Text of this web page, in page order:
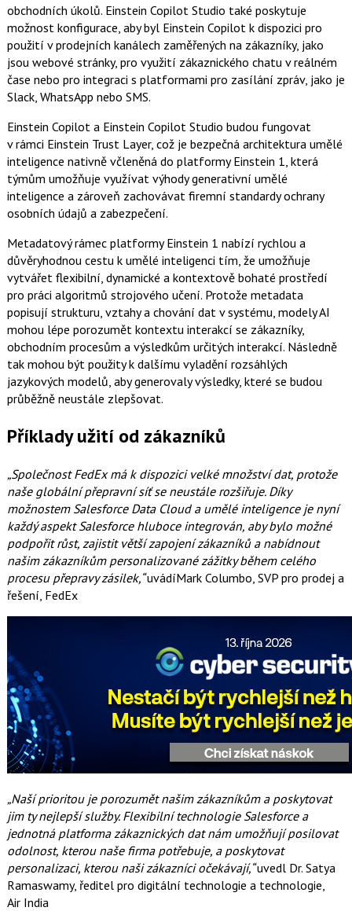
obchodních úkolů. Einstein Copilot Studio také poskytuje
možnost konfigurace, aby byl Einstein Copilot k dispozici pro
použití v prodejních kanálech zaměřených na zákazníky, jako
jsou webové stránky, pro využití zákaznického chatu v reálném
čase nebo pro integraci s platformami pro zasílání zpráv, jako je
Slack, WhatsApp nebo SMS.
Einstein Copilot a Einstein Copilot Studio budou fungovat
v rámci Einstein Trust Layer, což je bezpečná architektura umělé
inteligence nativně včleněná do platformy Einstein 1, která
týmům umožňuje využívat výhody generativní umělé
inteligence a zároveň zachovávat firemní standardy ochrany
osobních údajů a zabezpečení.
Metadatový rámec platformy Einstein 1 nabízí rychlou a
důvěryhodnou cestu k umělé inteligenci tím, že umožňuje
vytvářet flexibilní, dynamické a kontextově bohaté prostředí
pro práci algoritmů strojového učení. Protože metadata
popisují strukturu, vztahy a chování dat v systému, modely AI
mohou lépe porozumět kontextu interakcí se zákazníky,
obchodním procesům a výsledkům určitých interakcí. Následně
tak mohou být použity k dalšímu vyladění rozsáhlých
jazykových modelů, aby generovaly výsledky, které se budou
průběžně neustále zlepšovat.
Příklady užití od zákazníků
„Společnost FedEx má k dispozici velké množství dat, protože
naše globální přepravní síť se neustále rozšiřuje. Díky
možnostem Salesforce Data Cloud a umělé inteligence je nyní
každý aspekt Salesforce hluboce integrován, aby bylo možné
podpořit růst, zajistit větší zapojení zákazníků a nabídnout
našim zákazníkům personalizované zážitky během celého
procesu přepravy zásilek,“uvádíMark Columbo, SVP pro prodej a
řešení, FedEx
„Naší prioritou je porozumět našim zákazníkům a poskytovat
jim ty nejlepší služby. Flexibilní technologie Salesforce a
jednotná platforma zákaznických dat nám umožňují posilovat
odolnost, kterou naše firma potřebuje, a poskytovat
personalizaci, kterou naši zákazníci očekávají,“uvedl Dr. Satya
Ramaswamy, ředitel pro digitální technologie a technologie,
Air India